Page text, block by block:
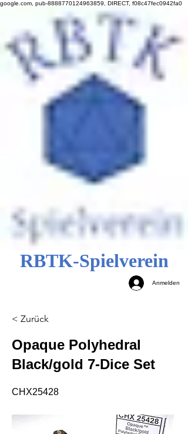
google.com, pub-8888770124963859, DIRECT, f08c47fec0942fa0
RBTK-Spielverein
Anmelden
< Zurück
Opaque Polyhedral
Black/gold 7-Dice Set
CHX25428